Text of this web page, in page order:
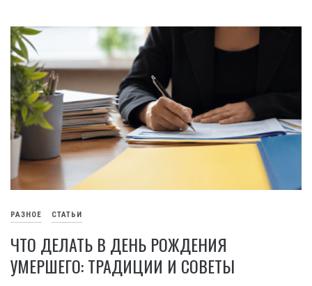
РАЗНОЕ СТАТЬИ
ЧТО ДЕЛАТЬ В ДЕНЬ РОЖДЕНИЯ
УМЕРШЕГО: ТРАДИЦИИ И СОВЕТЫ